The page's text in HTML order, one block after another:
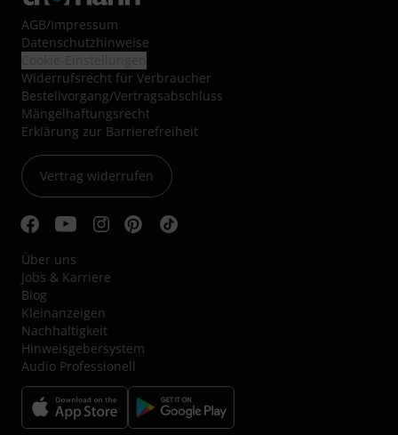
AGB/Impressum
Datenschutzhinweise
Widerrufsrecht für Verbraucher
Bestellvorgang/Vertragsabschluss
Mängelhaftungsrecht
Erklärung zur Barrierefreiheit
Vertrag widerrufen
Über uns
Jobs & Karriere
Blog
Kleinanzeigen
Nachhaltigkeit
Hinweisgebersystem
Audio Professionell